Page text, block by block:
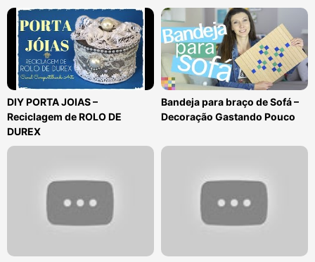
DIY PORTA JOIAS –
Reciclagem de ROLO DE
DUREX
Bandeja para braço de Sofá –
Decoração Gastando Pouco